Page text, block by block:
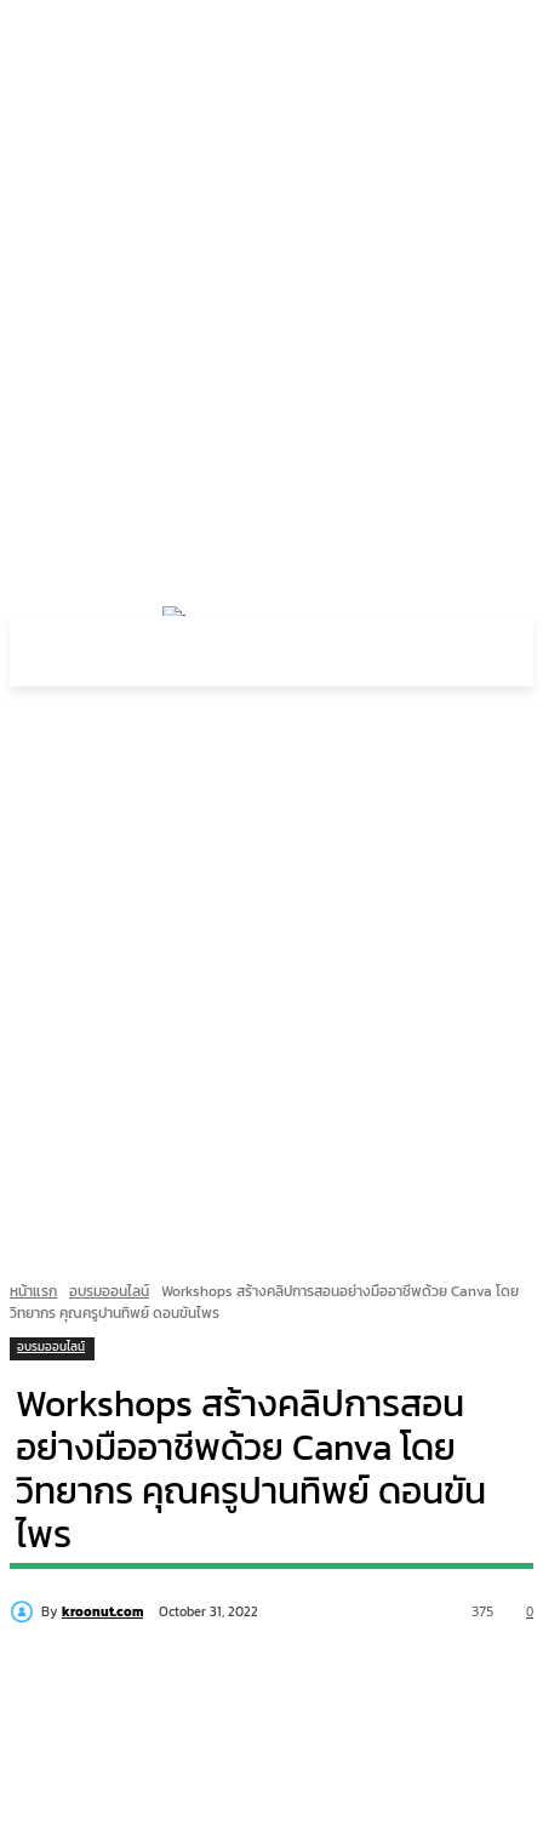
หน้าแรก อบรมออนไลน์ Workshops สร้างคลิปการสอนอย่างมืออาชีพด้วย Canva โดย
วิทยากร คุณครูปานทิพย์ ดอนขันไพร
อบรมออนไลน์
Workshops สร้างคลิปการสอน
อย่างมืออาชีพด้วย Canva โดย
วิทยากร คุณครูปานทิพย์ ดอนขัน
ไพร
Bykroonut.com October 31, 2022 0
375